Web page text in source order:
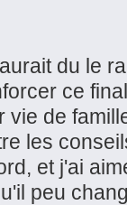
du le
ce
vie de
les
et j'ai
peu